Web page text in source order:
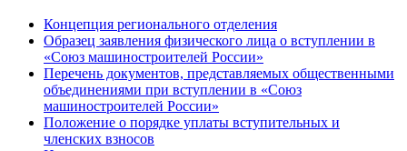
Концепция регионального отделения
Образец заявления физического лица о вступлении в
«Союз машиностроителей России»
Перечень документов, представляемых общественными
объединениями при вступлении в «Союз
машиностроителей России»
Положение о порядке уплаты вступительных и
членских взносов